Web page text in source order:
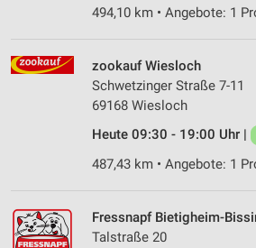
494,10 km • Angebote: 1
zookauf Wiesloch
Schwetzinger Straße 7-11
69168 Wiesloch
Heute 09:30 - 19:00 Uhr |
487,43 km • Angebote: 1
Fressnapf Bietigheim-
Talstraße 20
Wir nutzen Ihre Daten für folgende Zwecke:
Speichern von oder Zugriff auf
auf einem Endgerät
Werbeanzeigen
Erstellung von Profilen für
Verwendung von Profilen zur Auswahl
personalisierter Werbung